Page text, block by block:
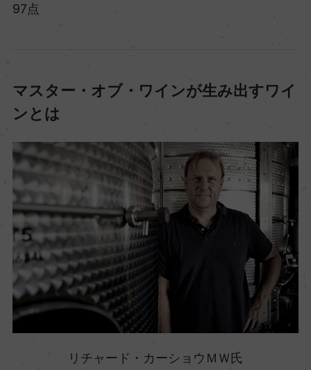
97点
マスター・オブ・ワインが生み出すワイ
ンとは
リチャード・カーショウＭＷ氏